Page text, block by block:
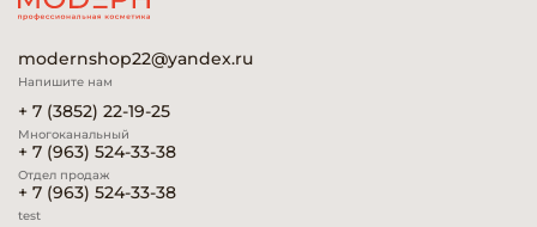
modernshop22@yandex.ru
Напишите нам
+ 7 (3852) 22-19-25
Многоканальный
+ 7 (963) 524-33-38
Отдел продаж
+ 7 (963) 524-33-38
test